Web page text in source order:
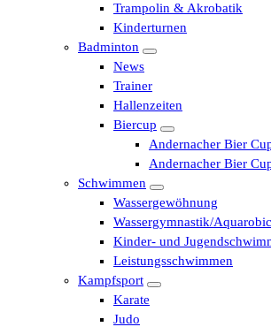
Trampolin & Akrobatik
Kinderturnen
Badminton
News
Trainer
Hallenzeiten
Biercup
Andernacher Bier
Andernacher Bier
Schwimmen
Wassergewöhnung
Wassergymnastik/Aquarobic
Kinder- und
Leistungsschwimmen
Kampfsport
Karate
Judo